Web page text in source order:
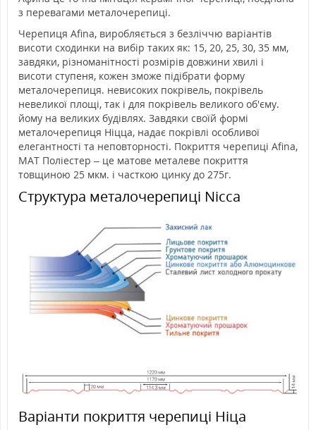
з перевагами металочерепиці.
Черепиця Afina, виробляється з безліччю варіантів
висоти сходинки на вибір таких як: 15, 20, 25, 30, 35 мм,
завдяки, різноманітності розмірів довжини хвилі і
висоти ступеня, кожен зможе підібрати форму
металочерепиця. невисоких покрівель, покрівель
невеликої площі, так і для покрівель великого об'єму.
йому на великих будівлях. Завдяки своїй формі
металочерепиця Ніцца, надає покрівлі особливої
елегантності та неповторності. Покриття черепиці Afina,
MAT Поліестер – це матове металеве покриття
товщиною 25 мкм. і часткою цинку до 275г.
Структура металочерепиці Nicca
Варіанти покриття черепиці Ніца